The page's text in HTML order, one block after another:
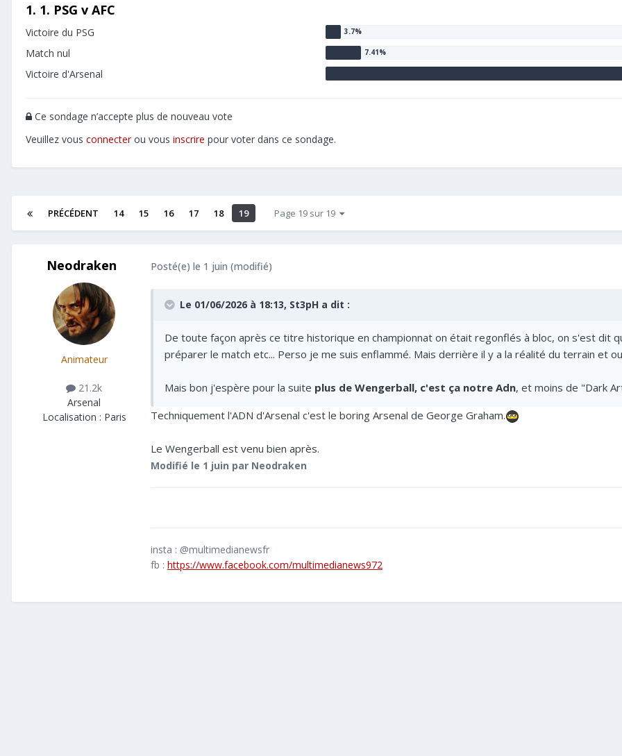
1. 1. PSG v AFC
Victoire du PSG
Match nul
Victoire d'Arsenal
Ce sondage n’accepte plus de nouveau vote
Veuillez vous connecterou vous inscrire pour voter dans ce sondage.
PRÉCÉDENT 14 15 16 17 18 19 Page 19 sur 19
Neodraken
Animateur
21.2k
Arsenal
Localisation : Paris
Posté(e) le 1 juin (modifié)
Le 01/06/2026 à 18:13, St3pH a dit :
De toute façon après ce titre historique en championnat on était regonflés à bloc, on s'est dit
préparer le match etc... Perso je me suis enflammé. Mais derrière il y a la réalité du terrain et
Mais bon j'espère pour la suite plus de Wengerball, c'est ça notre Adn, et moins de "Dark
Techniquement l'ADN d'Arsenal c'est le boring Arsenal de George Graham.
Le Wengerball est venu bien après.
Modifié le 1 juin par Neodraken
insta : @multimedianewsfr
fb : https://www.facebook.com/multimedianews972